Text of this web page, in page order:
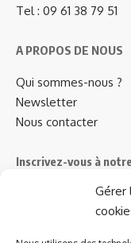
Gérer
Tel : 09 61 38 79 51
A PROPOS DE NOUS
Qui sommes-nous ?
Newsletter
Nous contacter
Inscrivez-vous à
Abonnez-vous à notre
instantanément les